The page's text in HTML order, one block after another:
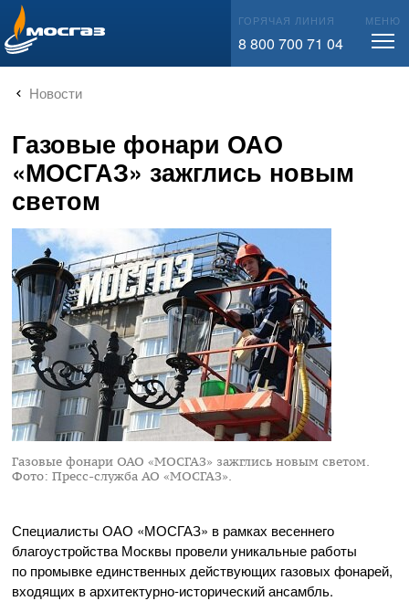
info@mos-gaz.ru ГОРЯЧАЯ ЛИНИЯ
8 800 700 71 04
МЕНЮ
Новости
Газовые фонари ОАО
«МОСГАЗ» зажглись новым
светом
Газовые фонари ОАО «МОСГАЗ» зажглись новым светом.
Фото: Пресс-служба АО «МОСГАЗ».
Специалисты ОАО «МОСГАЗ» в рамках весеннего
благоустройства Москвы провели уникальные работы
по промывке единственных действующих газовых фонарей,
входящих вархитектурно-историческийансамбль.